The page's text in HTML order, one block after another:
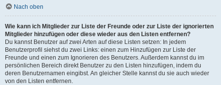
Nach oben
Wie kann ich Mitglieder zur Liste der Freunde oder zur Liste der ignorierten
Mitglieder hinzufügen oder diese wieder aus den Listen entfernen?
Du kannst Benutzer auf zwei Arten auf diese Listen setzen: In jedem
Benutzerprofil siehst du zwei Links: einen zum Hinzufügen zur Liste der
Freunde und einen zum Ignorieren des Benutzers. Außerdem kannst du im
persönlichen Bereich direkt Benutzer zu den Listen hinzufügen, indem du
deren Benutzernamen eingibst. An gleicher Stelle kannst du sie auch wieder
von den Listen entfernen.